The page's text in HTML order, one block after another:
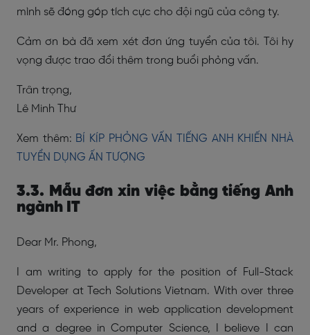
mình sẽ đóng góp tích cực cho đội ngũ của công ty.
Cảm ơn bà đã xem xét đơn ứng tuyển của tôi. Tôi hy
vọng được trao đổi thêm trong buổi phỏng vấn.
Trân trọng,
Lê Minh Thư
Xem thêm: BÍ KÍP PHỎNG VẤN TIẾNG ANH KHIẾN NHÀ
TUYỂN DỤNG ẤN TƯỢNG
3.3. Mẫu đơn xin việc bằng tiếng Anh
ngành IT
Dear Mr. Phong,
I am writing to apply for the position of Full-Stack
Developer at Tech Solutions Vietnam. With over three
years of experience in web application development
and a degree in Computer Science, I believe I can